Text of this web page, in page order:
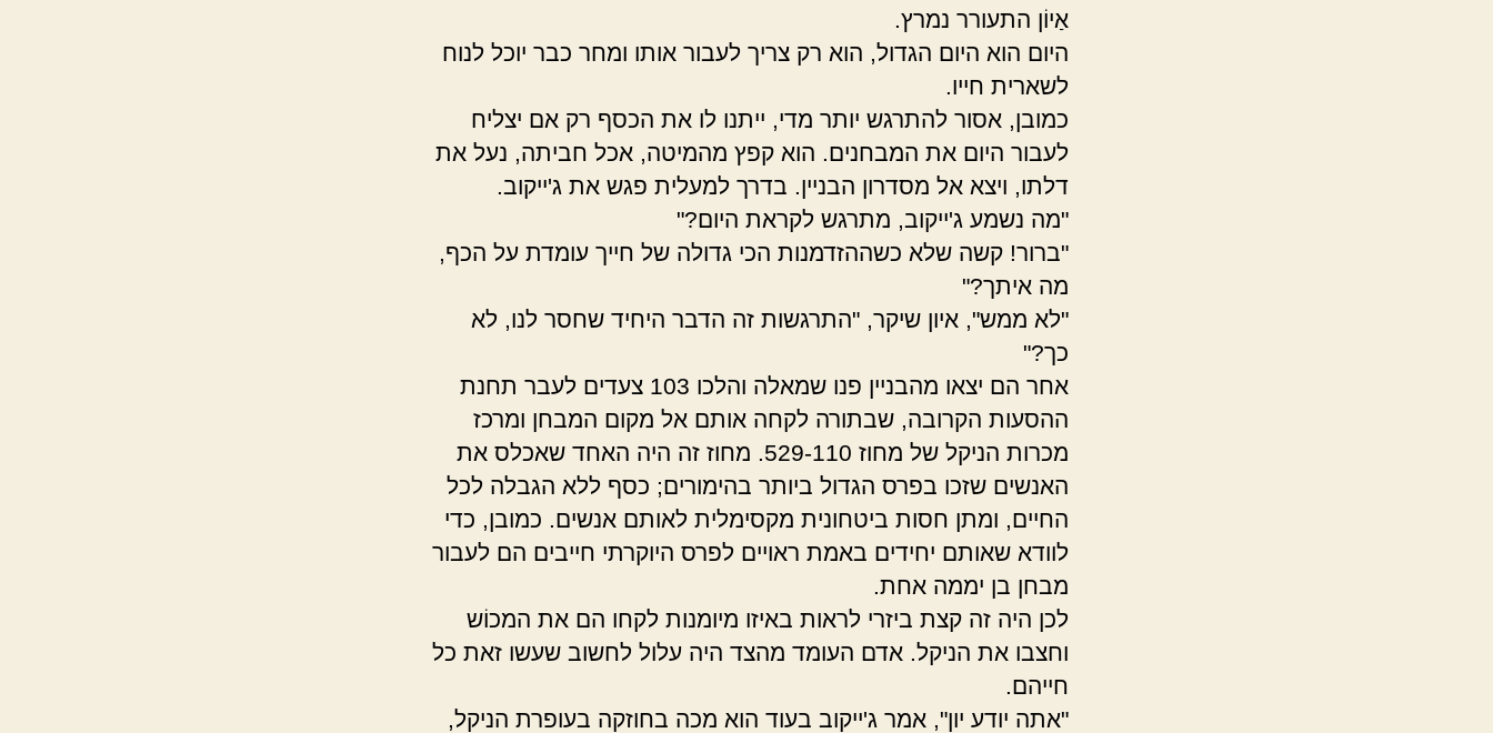
אַיוֹן התעורר נמרץ.
היום הוא היום הגדול, הוא רק צריך לעבור אותו ומחר כבר יוכל לנוח
לשארית חייו.
כמובן, אסור להתרגש יותר מדי, ייתנו לו את הכסף רק אם יצליח
לעבור היום את המבחנים. הוא קפץ מהמיטה, אכל חביתה, נעל את
דלתו, ויצא אל מסדרון הבניין. בדרך למעלית פגש את ג'ייקוב.
"מה נשמע ג'ייקוב, מתרגש לקראת היום?"
"ברור! קשה שלא כשההזדמנות הכי גדולה של חייך עומדת על הכף,
מה איתך?"
"לא ממש", איון שיקר, "התרגשות זה הדבר היחיד שחסר לנו, לא
כך?"
אחר הם יצאו מהבניין פנו שמאלה והלכו 103 צעדים לעבר תחנת
ההסעות הקרובה, שבתורה לקחה אותם אל מקום המבחן ומרכז
מכרות הניקל של מחוז 529-110. מחוז זה היה האחד שאכלס את
האנשים שזכו בפרס הגדול ביותר בהימורים; כסף ללא הגבלה לכל
החיים, ומתן חסות ביטחונית מקסימלית לאותם אנשים. כמובן, כדי
לוודא שאותם יחידים באמת ראויים לפרס היוקרתי חייבים הם לעבור
מבחן בן יממה אחת.
לכן היה זה קצת ביזרי לראות באיזו מיומנות לקחו הם את המכוֹש
וחצבו את הניקל. אדם העומד מהצד היה עלול לחשוב שעשו זאת כל
חייהם.
"אתה יודע יון", אמר ג'ייקוב בעוד הוא מכה בחוזקה בעופרת הניקל,